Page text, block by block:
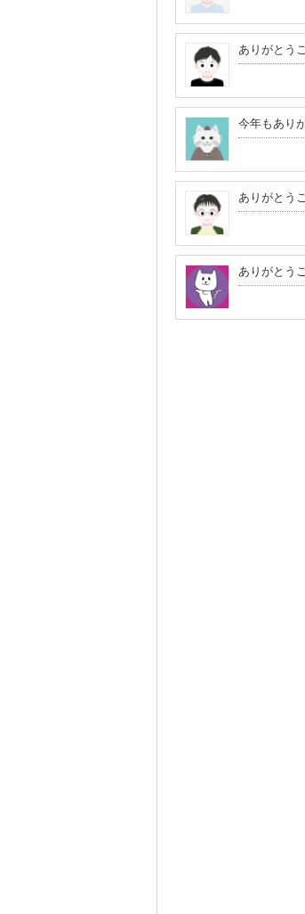
ありがとう
今年もあり
ありがとう
ありがとう